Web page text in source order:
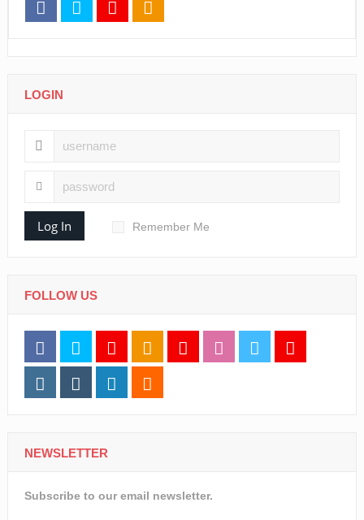
LOGIN
Log In Remember Me
FOLLOW US
NEWSLETTER
Subscribe to our email newsletter.